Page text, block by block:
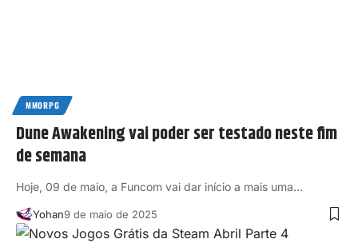
MMORPG
Dune Awakening vai poder ser testado neste fim
de semana
Hoje, 09 de maio, a Funcom vai dar início a mais uma…
Yohan9 de maio de 2025